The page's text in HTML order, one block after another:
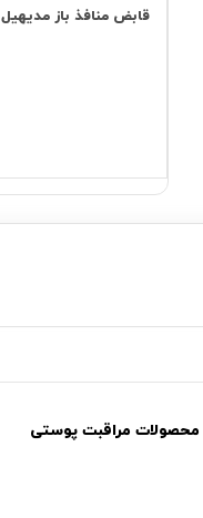
قابض منافذ باز مدیهیل
محصولات مراقبت پوستی